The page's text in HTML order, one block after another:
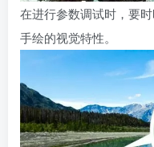
在进行参数调试时，要
手绘的视觉特性。